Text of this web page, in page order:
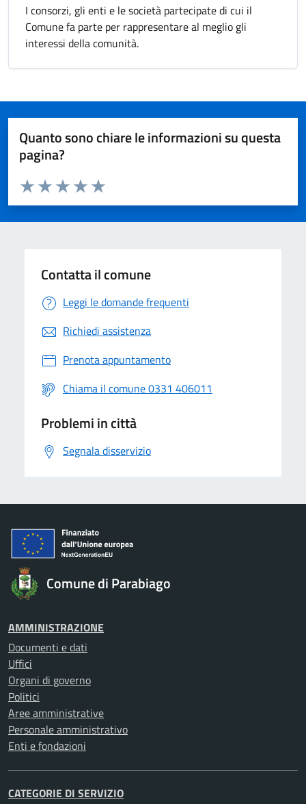
I consorzi, gli enti e le società partecipate di cui il
Comune fa parte per rappresentare al meglio gli
interessi della comunità.
Quanto sono chiare le informazioni su questa
pagina?
Valuta da 1 a 5 stelle la pagina
Valuta 5 stelle su 5
Valuta 4 stelle su 5
Valuta 3 stelle su 5
Valuta 2 stelle su 5
Valuta 1 stelle su 5
Contatta il comune
Leggi le domande frequenti
Richiedi assistenza
Prenota appuntamento
Chiama il comune 0331 406011
Problemi in città
Segnala disservizio
Comune di Parabiago
AMMINISTRAZIONE
Documenti e dati
Uffici
Organi di governo
Politici
Aree amministrative
Personale amministrativo
Enti e fondazioni
CATEGORIE DI SERVIZIO